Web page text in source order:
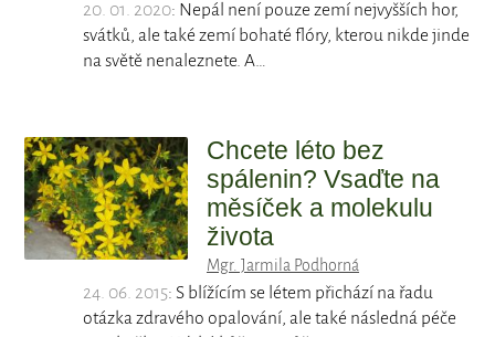
20. 01. 2020: Nepál není pouze zemí nejvyšších hor,
svátků, ale také zemí bohaté flóry, kterou nikde jinde
na světě nenaleznete. A…
Chcete léto bez
spálenin? Vsaďte na
měsíček a molekulu
života
Mgr. Jarmila Podhorná
24. 06. 2015: S blížícím se létem přichází na řadu
otázka zdravého opalování, ale také následná péče